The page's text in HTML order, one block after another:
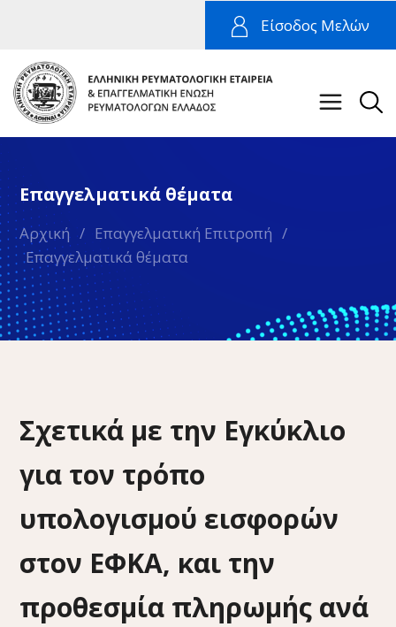
Είσοδος Μελών
Επαγγελματικά θέματα
Αρχική / Επαγγελματική Επιτροπή /
Επαγγελματικά θέματα
Σχετικά με την Εγκύκλιο
για τον τρόπο
υπολογισμού εισφορών
στον ΕΦΚΑ, και την
προθεσμία πληρωμής ανά